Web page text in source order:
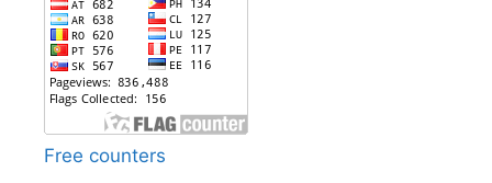
Free counters